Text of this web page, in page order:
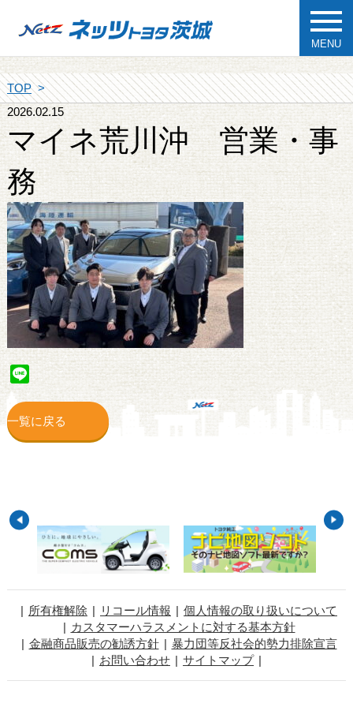
MENU
TOP
2026.02.15
マイネ荒川沖 営業・事
務
一覧に戻る
所有権解除 リコール情報
個人情報の取り扱いについて
カスタマーハラスメントに対する基本方針
金融商品販売の勧誘方針
暴力団等反社会的勢力排除宣言
お問い合わせ
サイトマップ